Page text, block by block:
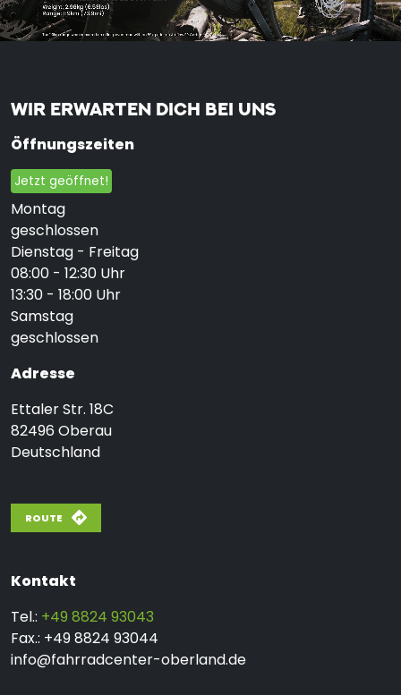
WIR ERWARTEN DICH BEI UNS
Öffnungszeiten
Jetzt geöffnet!
Montag
geschlossen
Dienstag - Freitag
08:00 - 12:30 Uhr
13:30 - 18:00 Uhr
Samstag
geschlossen
Adresse
Ettaler Str. 18C
82496 Oberau
Deutschland
ROUTE
Kontakt
Tel.: +49 8824 93043
Fax.: +49 8824 93044
info@fahrradcenter-oberland.de